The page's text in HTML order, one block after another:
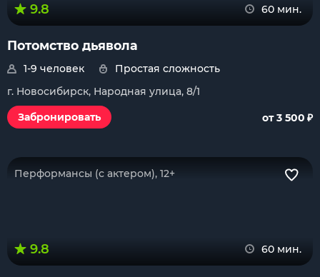
9.8 60 мин.
Потомство дьявола
1-9 человек
Простая сложность
г. Новосибирск, Народная улица, 8/1
Забронировать
от 3 500 ₽
Перформансы (с актером), 12+
9.8 60 мин.